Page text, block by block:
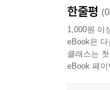
한줄평
1,000원 이
eBook은
클래스는
eBook 페